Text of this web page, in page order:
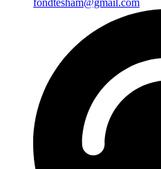
fondtesham@gmail.com